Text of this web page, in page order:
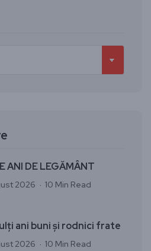
ANI DE LEGĂMÂNT
2026 10 Min Read
ani buni și rodnici frate
2026 10 Min Read